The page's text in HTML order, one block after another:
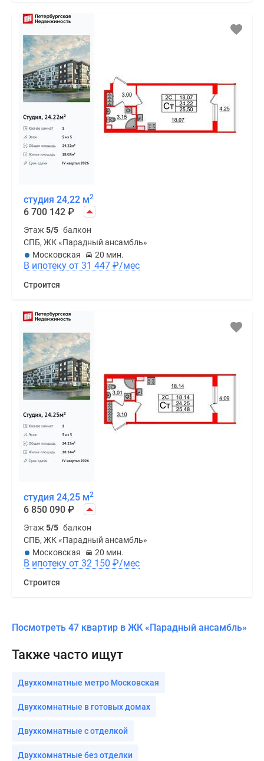
студия 24,22 м2
6 700 142 ₽
Этаж5/5 балкон
СПБ, ЖК «Парадный ансамбль»
Московская
20 мин.
В ипотеку от 31 447 ₽/мес
Строится
студия 24,25 м2
6 850 090 ₽
Этаж5/5 балкон
СПБ, ЖК «Парадный ансамбль»
Московская
20 мин.
В ипотеку от 32 150 ₽/мес
Строится
Посмотреть 47 квартир в ЖК «Парадный ансамбль»
Также часто ищут
Двухкомнатные метро Московская
Двухкомнатные в готовых домах
Двухкомнатные с отделкой
Двухкомнатные без отделки